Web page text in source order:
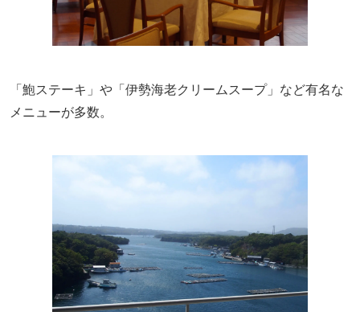
「鮑ステーキ」や「伊勢海老クリームスープ」など有名な
メニューが多数。